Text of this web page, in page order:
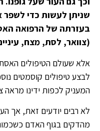
שניתן לעשות כדי לשפר
בעזרתה של הרפואה
(צוואר, לסת, מצח,
אלא שעולם הטיפולים
לבצע טיפולים קוסמטים
המעניק לכפות ידינו מראה
לא רבים יודעים זאת, אך
מהדקים בגוף האדם